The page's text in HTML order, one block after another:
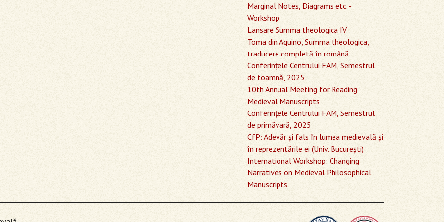
Marginal Notes, Diagrams etc. -
Workshop
Lansare Summa theologica IV
Toma din Aquino, Summa theologica,
traducere completă în română
Conferinţele Centrului FAM, Semestrul
de toamnă, 2025
10th Annual Meeting for Reading
Medieval Manuscripts
Conferinţele Centrului FAM, Semestrul
de primăvară, 2025
CfP: Adevăr și fals în lumea medievală și
în reprezentările ei (Univ. București)
International Workshop: Changing
Narratives on Medieval Philosophical
Manuscripts